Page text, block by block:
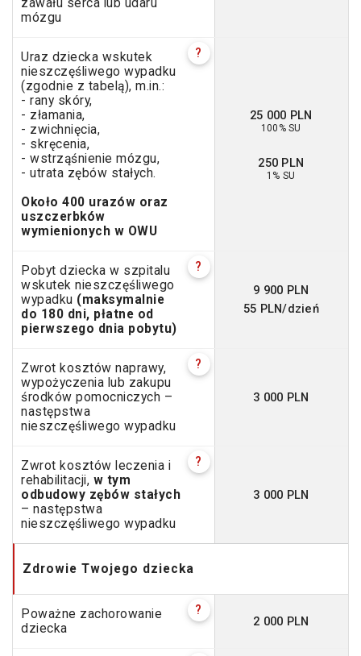
zawału serca lub udaru
mózgu
Uraz dziecka wskutek
nieszczęśliwego wypadku
(zgodnie z tabelą), m.in.:
- rany skóry,
- złamania,
- zwichnięcia,
- skręcenia,
- wstrząśnienie mózgu,
- utrata zębów stałych.
Około 400 urazów oraz
uszczerbków
wymienionych w OWU
?
25 000 PLN
100% SU
250 PLN
1% SU
Pobyt dziecka w szpitalu
wskutek nieszczęśliwego
wypadku (maksymalnie
do 180 dni, płatne od
pierwszego dnia pobytu)
?
9 900 PLN
55 PLN/dzień
Zwrot kosztów naprawy,
wypożyczenia lub zakupu
środków pomocniczych –
następstwa
nieszczęśliwego wypadku
?
3 000 PLN
Zwrot kosztów leczenia i
rehabilitacji, w tym
odbudowy zębów stałych
– następstwa
nieszczęśliwego wypadku
?
3 000 PLN
Zdrowie Twojego dziecka
Poważne zachorowanie
dziecka
?
2 000 PLN